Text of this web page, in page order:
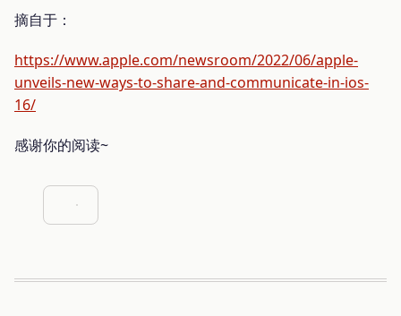
摘自于：
https://www.apple.com/newsroom/2022/06/apple-
unveils-new-ways-to-share-and-communicate-in-ios-
16/
感谢你的阅读~